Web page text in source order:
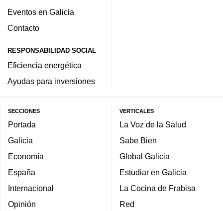
Eventos en Galicia
Contacto
RESPONSABILIDAD SOCIAL
Eficiencia energética
Ayudas para inversiones
SECCIONES
Portada
Galicia
Economía
España
Internacional
Opinión
VERTICALES
La Voz de la Salud
Sabe Bien
Global Galicia
Estudiar en Galicia
La Cocina de Frabisa
Red